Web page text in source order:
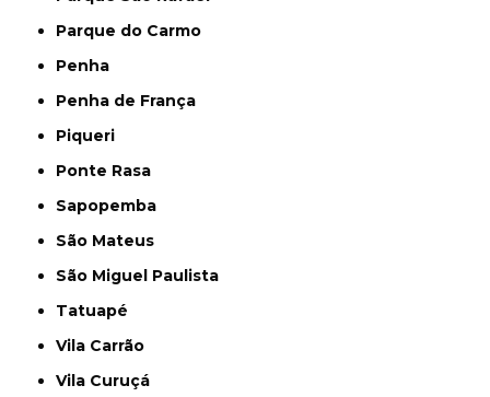
Parque do Carmo
Penha
Penha de França
Piqueri
Ponte Rasa
Sapopemba
São Mateus
São Miguel Paulista
Tatuapé
Vila Carrão
Vila Curuçá